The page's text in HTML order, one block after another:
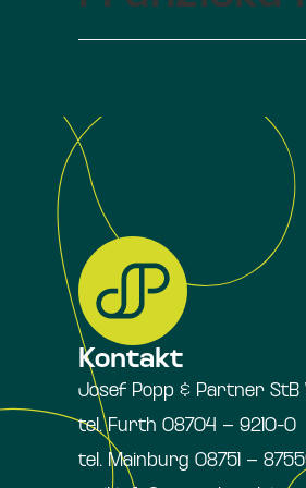
Kontakt
Josef Popp & Partner StB
tel. Furth 08704 – 9210-0
tel. Mainburg 08751 –